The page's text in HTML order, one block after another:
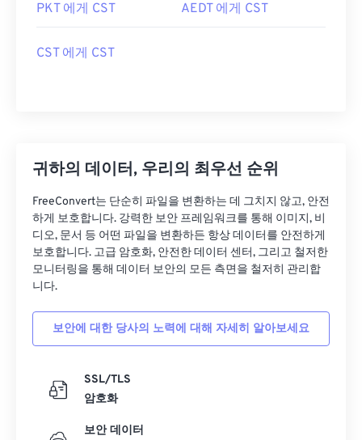
PKT 에게 CST AEDT 에게 CST
CST 에게 CST
귀하의 데이터, 우리의 최우선 순위
FreeConvert는 단순히 파일을 변환하는 데 그치지 않고, 안전
하게 보호합니다. 강력한 보안 프레임워크를 통해 이미지, 비
디오, 문서 등 어떤 파일을 변환하든 항상 데이터를 안전하게
보호합니다. 고급 암호화, 안전한 데이터 센터, 그리고 철저한
모니터링을 통해 데이터 보안의 모든 측면을 철저히 관리합
니다.
보안에 대한 당사의 노력에 대해 자세히 알아보세요
SSL/TLS
암호화
보안 데이터